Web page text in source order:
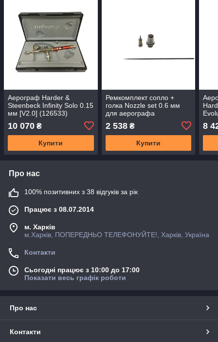
Аерограф Harder &
Steenbeck Infinity Solo 0.15
мм [V2.0] (126533)
10 070 ₴
Купити
Ремкомплект сопло +
голка Nozzle set 0.6 мм
для аерографа
2 538₴
Купити
0,4/
8
Про нас
100% позитивних з 38 відгуків за рік
Працює з 08.07.2014
м. Харків
м.Харків, ПОПЕРЕДНЬО ТЕЛЕФОНУЙТЕ!, Харків, Україна
Контакти
Сьогодні працює з 10:00 до 17:00
Показати весь графік роботи
Про нас
Контакти